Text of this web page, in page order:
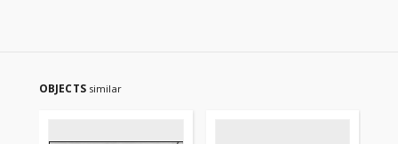
OBJECTS similar